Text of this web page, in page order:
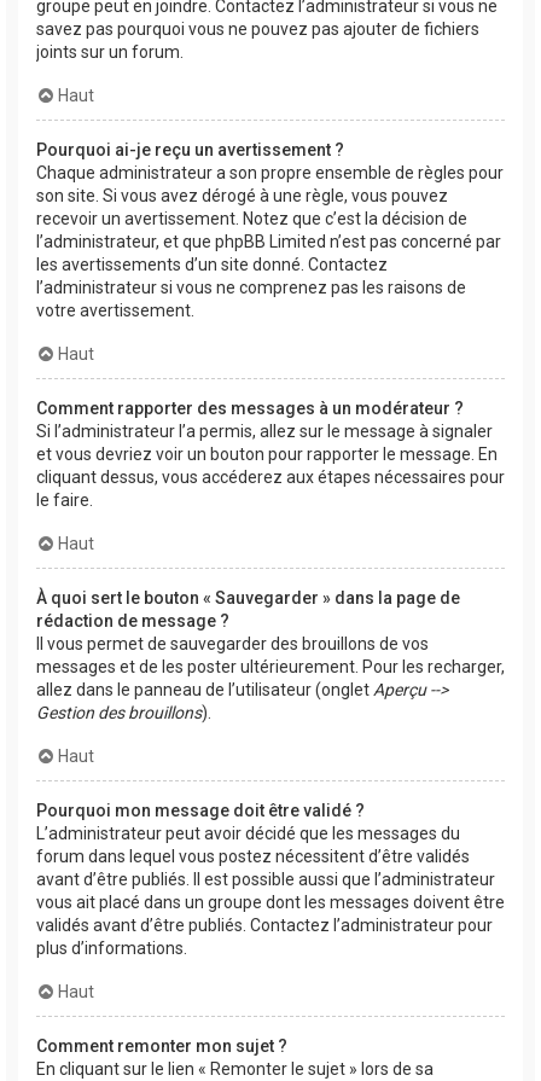
groupe peut en joindre. Contactez l’administrateur si vous ne
savez pas pourquoi vous ne pouvez pas ajouter de fichiers
joints sur un forum.
Haut
Pourquoi ai-je reçu un avertissement ?
Chaque administrateur a son propre ensemble de règles pour
son site. Si vous avez dérogé à une règle, vous pouvez
recevoir un avertissement. Notez que c’est la décision de
l’administrateur, et que phpBB Limited n’est pas concerné par
les avertissements d’un site donné. Contactez
l’administrateur si vous ne comprenez pas les raisons de
votre avertissement.
Haut
Comment rapporter des messages à un modérateur ?
Si l’administrateur l’a permis, allez sur le message à signaler
et vous devriez voir un bouton pour rapporter le message. En
cliquant dessus, vous accéderez aux étapes nécessaires pour
le faire.
Haut
À quoi sert le bouton « Sauvegarder » dans la page de
rédaction de message ?
Il vous permet de sauvegarder des brouillons de vos
messages et de les poster ultérieurement. Pour les recharger,
allez dans le panneau de l’utilisateur (ongletAperçu -->
Gestion des brouillons).
Haut
Pourquoi mon message doit être validé ?
L’administrateur peut avoir décidé que les messages du
forum dans lequel vous postez nécessitent d’être validés
avant d’être publiés. Il est possible aussi que l’administrateur
vous ait placé dans un groupe dont les messages doivent être
validés avant d’être publiés. Contactez l’administrateur pour
plus d’informations.
Haut
Comment remonter mon sujet ?
En cliquant sur le lien « Remonter le sujet » lors de sa